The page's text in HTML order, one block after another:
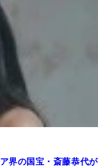
界の国宝・斎藤恭代が